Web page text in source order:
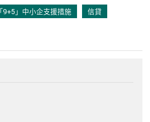
「9+5」中小企支援措施
信貸